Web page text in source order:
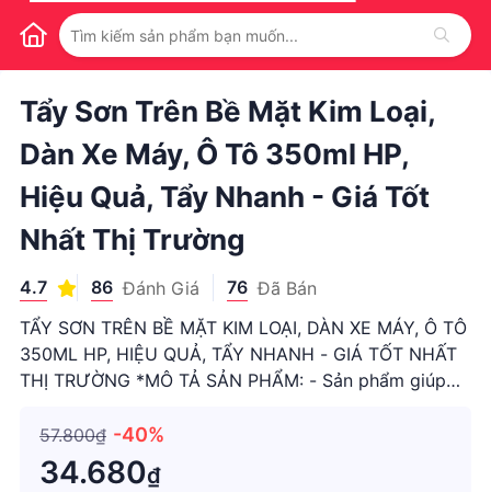
1 / 1
Tẩy Sơn Trên Bề Mặt Kim Loại,
Dàn Xe Máy, Ô Tô 350ml HP,
Hiệu Quả, Tẩy Nhanh - Giá Tốt
Nhất Thị Trường
4.7 86 Đánh Giá 76 Đã Bán
TẨY SƠN TRÊN BỀ MẶT KIM LOẠI, DÀN XE MÁY, Ô TÔ
350ML HP, HIỆU QUẢ, TẨY NHANH - GIÁ TỐT NHẤT
THỊ TRƯỜNG *MÔ TẢ SẢN PHẨM: - Sản phẩm giúp
điện, sơn xe hơi, sơn cửa sắt,…. - Trước khi sử dụng
lột sơn lau thật sạch (bụ
57.800₫ -40%
34.680₫